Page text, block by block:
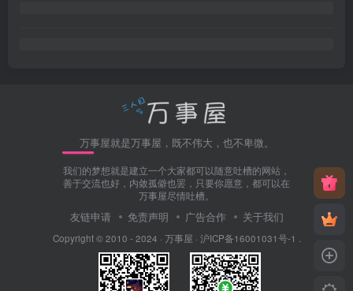
万事屋就是万事屋，既不伟大，也不卑微。
我们的梦想就是建立一个大家都可以随意吐槽的网站，
善于交流也好，内敛孤僻也罢，只要你愿意，都可以在
万事屋尽情吐槽。
友链申请 免责声明 广告合作 关于我们
Copyright © 2010 - 2024 · 万事屋 · 沪ICP备16001031号-1